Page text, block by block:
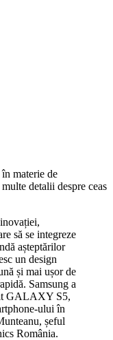
materie de
detalii despre ceas
să se integreze
așteptărilor
un design
și mai ușor de
Samsung a
GALAXY S5,
ului în
șeful
România.